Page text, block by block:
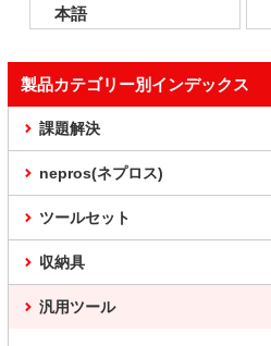
本語
製品カテゴリー別インデックス
課題解決
nepros(ネプロス)
ツールセット
収納具
汎用ツール